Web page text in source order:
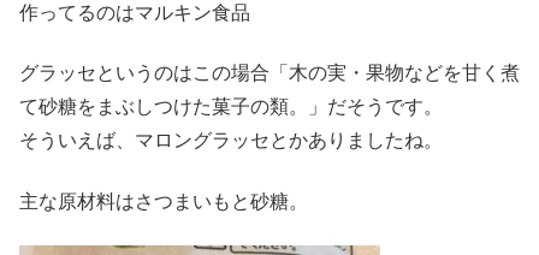
作ってるのはマルキン食品
グラッセというのはこの場合「木の実・果物などを甘く煮
て砂糖をまぶしつけた菓子の類。」だそうです。
そういえば、マロングラッセとかありましたね。
主な原材料はさつまいもと砂糖。